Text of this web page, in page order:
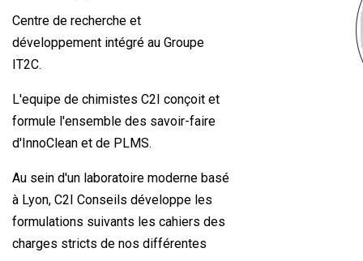
Centre de recherche et
développement intégré au Groupe
IT2C.
L'equipe de chimistes C2I conçoit et
formule l'ensemble des savoir-faire
d'InnoClean et de PLMS.
Au sein d'un laboratoire moderne basé
à Lyon, C2I Conseils développe les
formulations suivants les cahiers des
charges stricts de nos différentes